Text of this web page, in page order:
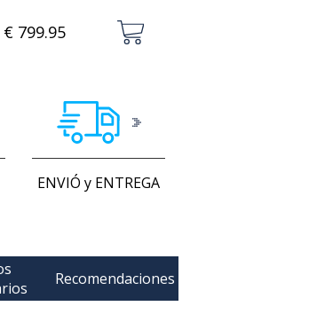
€ 799.95
ENVIÓ y ENTREGA
Recomendaciones